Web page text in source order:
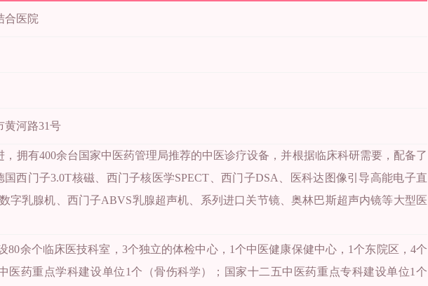
合医院
黄河路31号
，拥有400余台国家中医药管理局推荐的中医诊疗设备，并根据临床科研需要，配备了
国西门子3.0T核磁、西门子核医学SPECT、西门子DSA、医科达图像引导高能电子直
字乳腺机、西门子ABVS乳腺超声机、系列进口关节镜、奥林巴斯超声内镜等大型医
80余个临床医技科室，3个独立的体检中心，1个中医健康保健中心，1个东院区，4个
医药重点学科建设单位1个（骨伤科学）；国家十二五中医药重点专科建设单位1个